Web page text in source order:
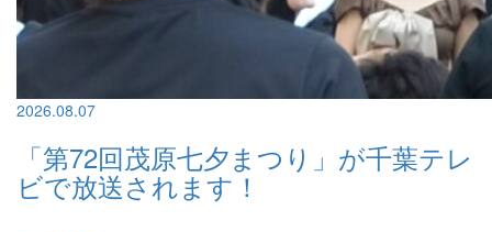
2026.08.07
「第72回茂原七夕まつり」が千葉テレ
ビで放送されます！